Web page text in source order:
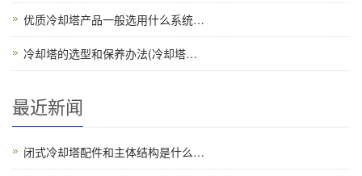
优质冷却塔产品一般选用什么系统…
冷却塔的选型和保养办法(冷却塔…
最近新闻
闭式冷却塔配件和主体结构是什么…